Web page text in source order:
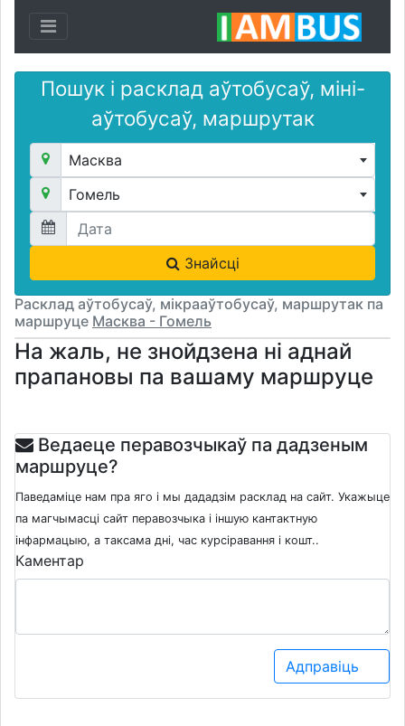
Toggle navigation
Пошук і расклад аўтобусаў, міні-
аўтобусаў, маршрутак
Масква
Гомель
Знайсці
Расклад аўтобусаў, мікрааўтобусаў, маршрутак па
маршруце Масква - Гомель
На жаль, не знойдзена ні аднай
прапановы па вашаму маршруце
Ведаеце перавозчыкаў па дадзеным
маршруце?
Паведаміце нам пра яго і мы дададзім расклад на сайт. Укажыце
па магчымасці сайт перавозчыка і іншую кантактную
інфармацыю, а таксама дні, час курсіравання і кошт..
Каментар
Адправіць